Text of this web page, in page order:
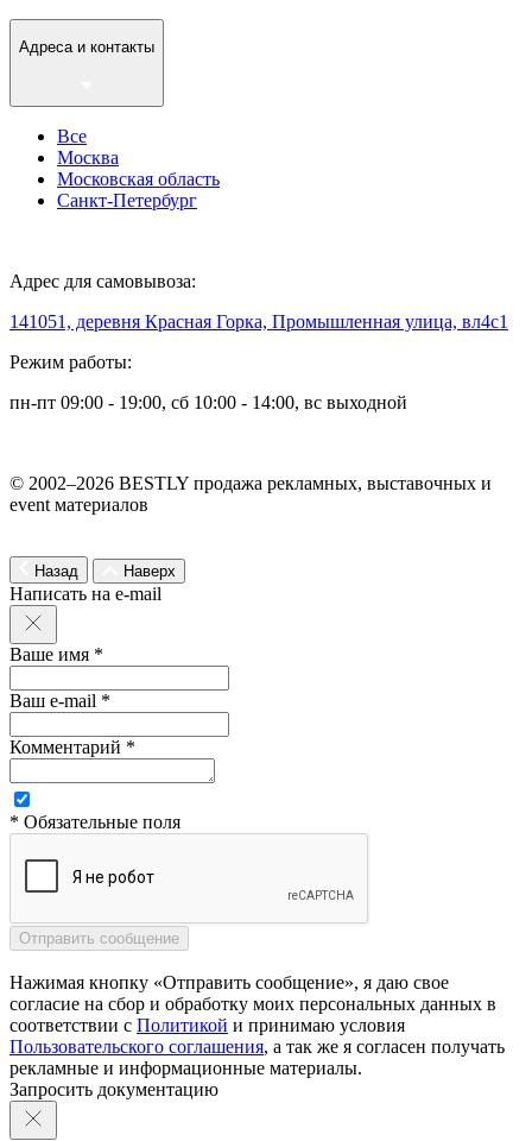
Адреса и контакты
Все
Москва
Московская область
Санкт-Петербург
Адрес для самовывоза:
141051, деревня Красная Горка, Промышленная улица, вл4с1
Режим работы:
пн-пт 09:00 - 19:00, сб 10:00 - 14:00, вс выходной
© 2002–2026 BESTLY продажа рекламных, выставочных и
event материалов
Назад Наверх
Написать на e-mail
Ваше имя *
Ваш e-mail *
Комментарий *
* Обязательные поля
Нажимая кнопку «Отправить сообщение», я даю свое
согласие на сбор и обработку моих персональных данных в
соответствии с Политикой и принимаю условия
Пользовательского соглашения, а так же я согласен получать
рекламные и информационные материалы.
Запросить документацию